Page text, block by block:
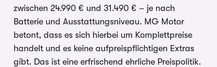
zwischen 24.990 € und 31.490 € – je nach
Batterie und Ausstattungsniveau. MG Motor
betont, dass es sich hierbei um Komplettpreise
handelt und es keine aufpreispflichtigen Extras
gibt. Das ist eine erfrischend ehrliche Preispolitik.